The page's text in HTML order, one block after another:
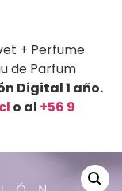
+ Perfume
de Parfum
Digital 1 año.
o al +56 9